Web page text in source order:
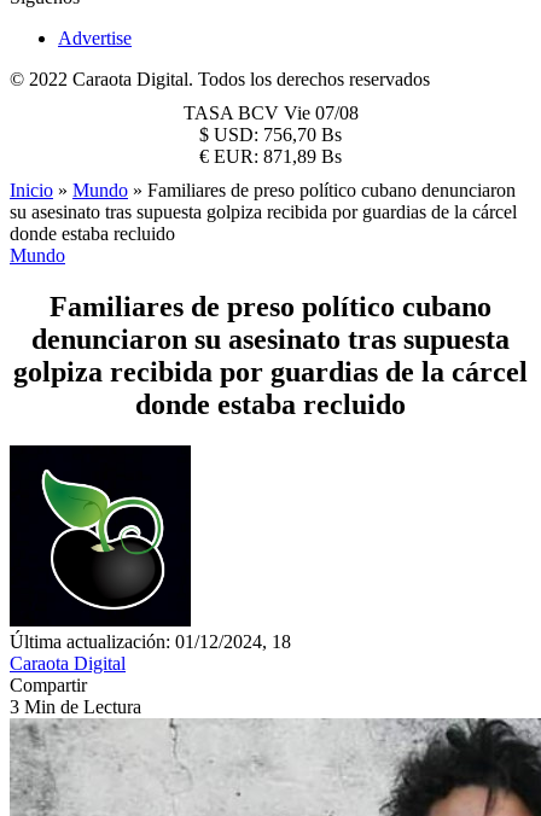
Advertise
© 2022 Caraota Digital. Todos los derechos reservados
TASA BCV Vie 07/08
$ USD: 756,70 Bs
€ EUR: 871,89 Bs
Inicio » Mundo » Familiares de preso político cubano denunciaron
su asesinato tras supuesta golpiza recibida por guardias de la cárcel
donde estaba recluido
Mundo
Familiares de preso político cubano
denunciaron su asesinato tras supuesta
golpiza recibida por guardias de la cárcel
donde estaba recluido
Última actualización: 01/12/2024, 18
Caraota Digital
Compartir
3 Min de Lectura